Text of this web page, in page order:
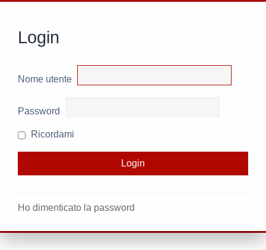
Login
Nome utente
Password
Ricordami
Ho dimenticato la password